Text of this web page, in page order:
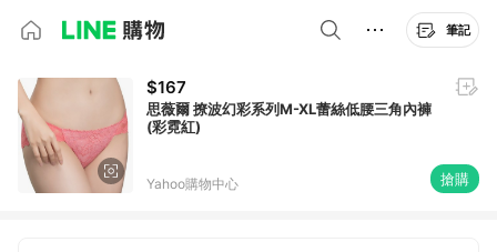
筆記
$167
思薇爾 撩波幻彩系列M-XL蕾絲低腰三角內褲
(彩霓紅)
Yahoo購物中心 搶購